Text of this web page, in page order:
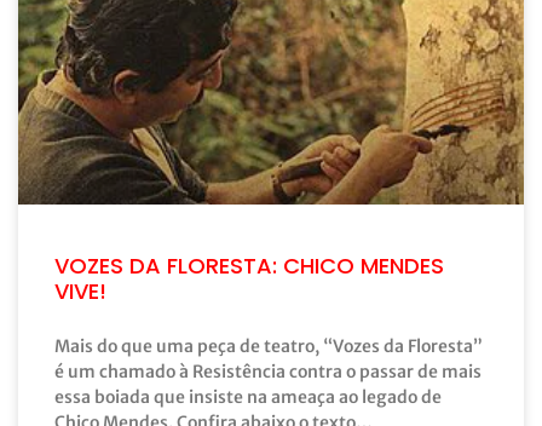
VOZES DA FLORESTA: CHICO MENDES
VIVE!
Mais do que uma peça de teatro, “Vozes da Floresta”
é um chamado à Resistência contra o passar de mais
essa boiada que insiste na ameaça ao legado de